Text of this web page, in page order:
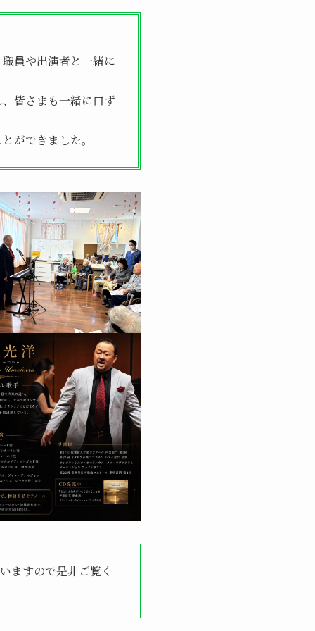
員や出演者と一緒に
皆さまも一緒に口ず
ができました。
ますので是非ご覧く